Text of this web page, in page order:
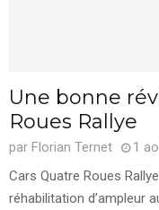
Une bonne
Roues Rallye
par Florian Ternet
1
Cars Quatre Roues
réhabilitation d’ampleur